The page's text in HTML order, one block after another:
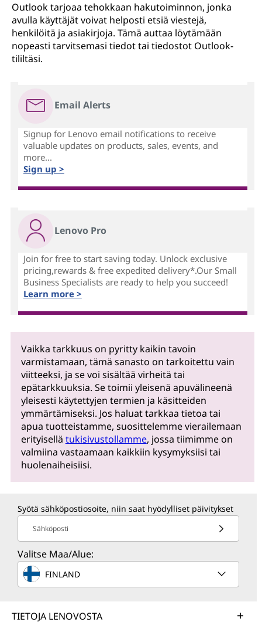
Outlook tarjoaa tehokkaan hakutoiminnon, jonka
avulla käyttäjät voivat helposti etsiä viestejä,
henkilöitä ja asiakirjoja. Tämä auttaa löytämään
nopeasti tarvitsemasi tiedot tai tiedostot Outlook-
tililtäsi.
Email Alerts
Signup for Lenovo email notifications to receive
valuable updates on products, sales, events, and
more...
Sign up >
Lenovo Pro
Join for free to start saving today. Unlock exclusive
pricing,rewards & free expedited delivery*.Our Small
Business Specialists are ready to help you succeed!
Learn more >
Vaikka tarkkuus on pyritty kaikin tavoin
varmistamaan, tämä sanasto on tarkoitettu vain
viitteeksi, ja se voi sisältää virheitä tai
epätarkkuuksia. Se toimii yleisenä apuvälineenä
yleisesti käytettyjen termien ja käsitteiden
ymmärtämiseksi. Jos haluat tarkkaa tietoa tai
apua tuotteistamme, suosittelemme vierailemaan
erityisellä tukisivustollamme, jossa tiimimme on
valmiina vastaamaan kaikkiin kysymyksiisi tai
huolenaiheisiisi.
Syötä sähköpostiosoite, niin saat hyödylliset päivitykset
Sähköposti
Valitse Maa/Alue:
FINLAND
TIETOJA LENOVOSTA